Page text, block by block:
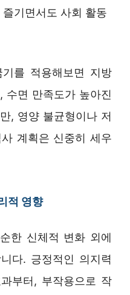
기면서도 사회 활동
를 적용해보면 지방
수면 만족도가 높아진
, 영양 불균형이나 저
계획은 신중히 세우
적 영향
한 신체적 변화 외에
다. 긍정적인 의지력
부터, 부작용으로 작